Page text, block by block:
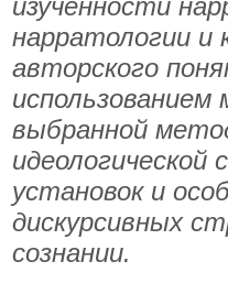
изученности
нарратологии и
авторского
выбранной
идеологической
установок и
дискурсивных
сознании.